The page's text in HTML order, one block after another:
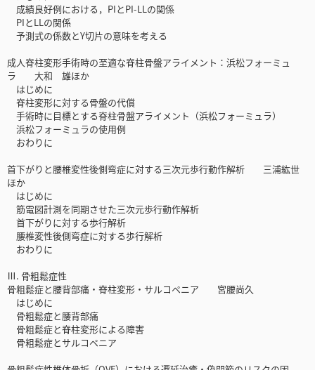
成績良好例における，PIとPI-LLの関係
PIとLLの関係
予測式の係数とY切片の意味を考える
成人脊柱変形手術時の至適な脊柱骨盤アライメント：浜松フォーミュ
ラ 大和 雄ほか
はじめに
脊柱変形に対する骨盤の代償
手術時に目標とする脊柱骨盤アライメント（浜松フォーミュラ）
浜松フォーミュラの使用例
おわりに
首下がりと腰椎変性後側弯症に対する三次元歩行動作解析 三浦紘世
ほか
はじめに
筋電図計測を同期させた三次元歩行動作解析
首下がりに対する歩行解析
腰椎変性後側弯症に対する歩行解析
おわりに
Ⅲ. 骨粗鬆症性
骨粗鬆症と腰背部痛・脊柱変形・サルコペニア 宮腰尚久
はじめに
骨粗鬆症と腰背部痛
骨粗鬆症と脊柱変形による障害
骨粗鬆症とサルコペニア